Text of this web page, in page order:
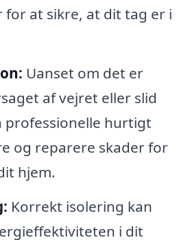
for at sikre, at dit tag er i
Uanset om det er
af vejret eller slid
professionelle hurtigt
og reparere skader for
hjem.
Korrekt isolering kan
i dit